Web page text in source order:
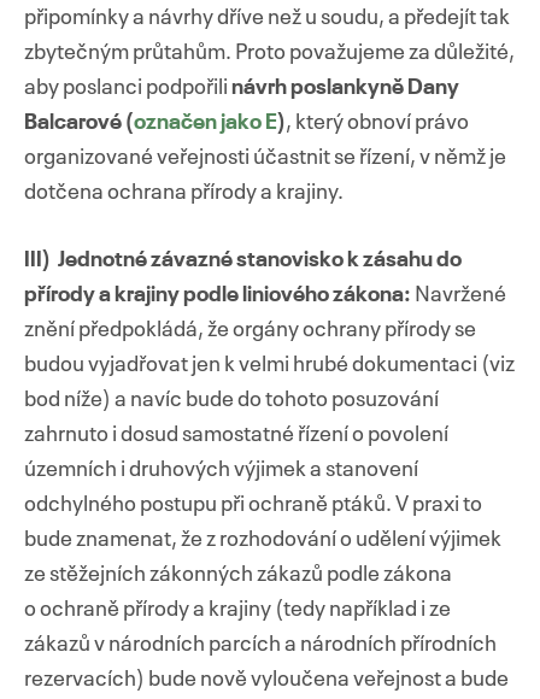
připomínky a návrhy dříve než u soudu, a předejít tak
zbytečným průtahům. Proto považujeme za důležité,
aby poslanci podpořili návrh poslankyně Dany
Balcarové (označen jako E), který obnoví právo
organizované veřejnosti účastnit se řízení, v němž je
dotčena ochrana přírody a krajiny.
III) Jednotné závazné stanovisko k zásahu do
přírody a krajiny podle liniového zákona: Navržené
znění předpokládá, že orgány ochrany přírody se
budou vyjadřovat jen k velmi hrubé dokumentaci (viz
bod níže) a navíc bude do tohoto posuzování
zahrnuto i dosud samostatné řízení o povolení
územních i druhových výjimek a stanovení
odchylného postupu při ochraně ptáků. V praxi to
bude znamenat, že z rozhodování o udělení výjimek
ze stěžejních zákonných zákazů podle zákona
o ochraně přírody a krajiny (tedy například i ze
zákazů v národních parcích a národních přírodních
rezervacích) bude nově vyloučena veřejnost a bude